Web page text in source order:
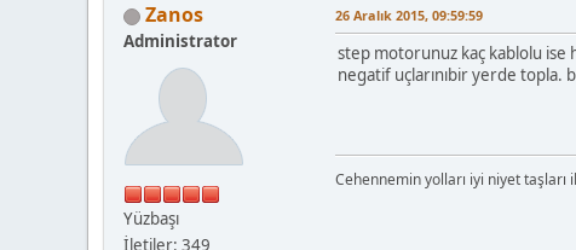
Zanos
Administrator
Yüzbaşı
İletiler: 349
26 Aralık 2015, 09:59:59
step motorunuz kaç kablolu ise
negatif uçlarınıbir yerde topla.
Cehennemin yolları iyi niyet taşları